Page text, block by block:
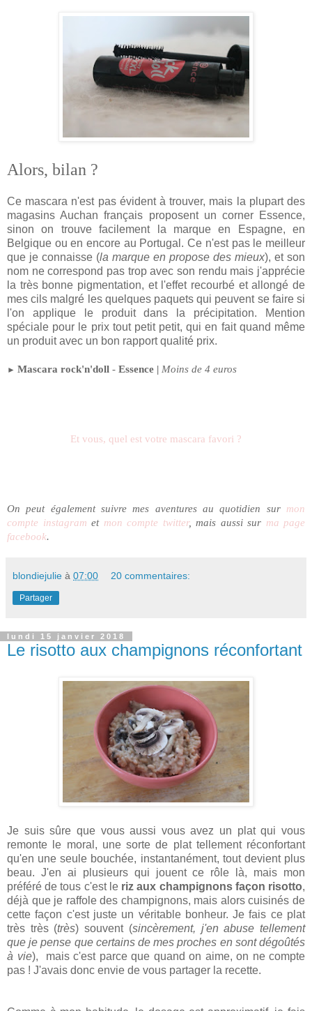
Alors, bilan ?
Ce mascara n'est pas évident à trouver, mais la plupart des
magasins Auchan français proposent un corner Essence,
sinon on trouve facilement la marque en Espagne, en
Belgique ou en encore au Portugal. Ce n'est pas le meilleur
que je connaisse (la marque en propose des mieux), et son
nom ne correspond pas trop avec son rendu mais j'apprécie
la très bonne pigmentation, et l'effet recourbé et allongé de
mes cils malgré les quelques paquets qui peuvent se faire si
l'on applique le produit dans la précipitation. Mention
spéciale pour le prix tout petit petit, qui en fait quand même
un produit avec un bon rapport qualité prix.
► Mascara rock'n'doll - Essence | Moins de 4 euros
Et vous, quel est votre mascara favori ?
On peut également suivre mes aventures au quotidien sur mon
compte instagram et mon compte twitter, mais aussi sur ma page
facebook.
blondiejulie à 07:00 20 commentaires:
Partager
lundi 15 janvier 2018
Le risotto aux champignons réconfortant
Je suis sûre que vous aussi vous avez un plat qui vous
remonte le moral, une sorte de plat tellement réconfortant
qu'en une seule bouchée, instantanément, tout devient plus
beau. J'en ai plusieurs qui jouent ce rôle là, mais mon
préféré de tous c'est le riz aux champignons façon risotto,
déjà que je raffole des champignons, mais alors cuisinés de
cette façon c'est juste un véritable bonheur. Je fais ce plat
très très (très) souvent (sincèrement, j'en abuse tellement
que je pense que certains de mes proches en sont dégoûtés
à vie), mais c'est parce que quand on aime, on ne compte
pas ! J'avais donc envie de vous partager la recette.